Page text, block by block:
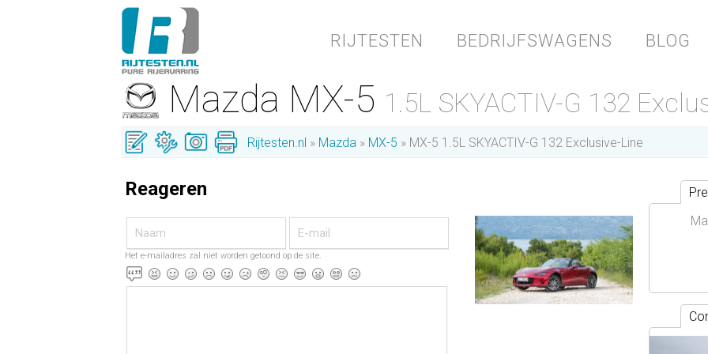
RIJTESTEN BEDRIJFSWAGENS BLOG
Mazda MX-5 1.5L SKYACTIV-G 132
Rijtesten.nl Mazda MX-5 MX-5 1.5L SKYACTIV-G 132 Exclusive-Line
Reageren
Het e-mailadres zal niet worden getoond op de site.